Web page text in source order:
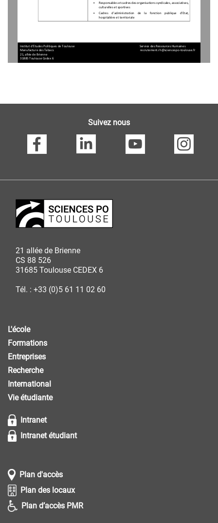
Institut d’Etudes Politiques de Toulouse
                       Service des Ressources Humai
nes
Manufacture des Tabacs
                                 recrutement.rh@sci
encespo-toulouse.fr
21, allée de Brienne
31885 Toulouse Cedex 6
Responsables et cadres des organisations syndicales, associatives,
culturelles et sportives
Cadres   d’administration   de   la   fonction   publique   d’Etat,
hospitalière et territoriale
Suivez nous
21 allée de Brienne
CS 88 526
31685 Toulouse CEDEX 6
Tél. : +33 (0)5 61 11 02 60
L'école
Formations
Entreprises
Recherche
International
Vie étudiante
Intranet
Intranet étudiant
Plan d'accès
Plan des locaux
Plan d’accès PMR